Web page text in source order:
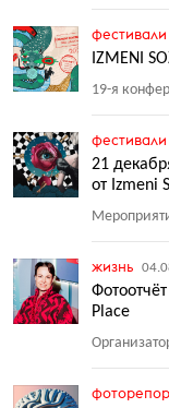
фестивали
IZMENI
19-я
фестивали
21
от Izmeni
жизнь
Place